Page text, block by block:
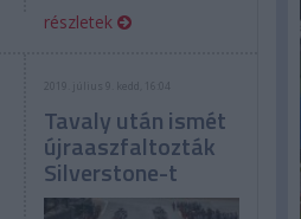
részletek
2019. július 9. kedd, 16:04
Tavaly után ismét
újraaszfaltozták
Silverstone-t